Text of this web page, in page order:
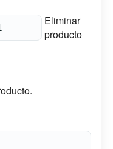
Eliminar
producto